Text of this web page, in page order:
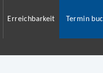
Erreichbarkeit
Termin